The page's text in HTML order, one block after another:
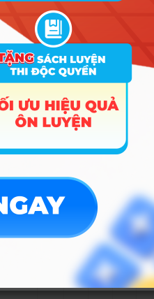
A06;
D01;
X09;
24.66
A06;
D01;
X09;
24.66 22 27.5
A06;
D01;
X09;
25
A06;
D01;
X09;
A06;
D01;
27.8
21